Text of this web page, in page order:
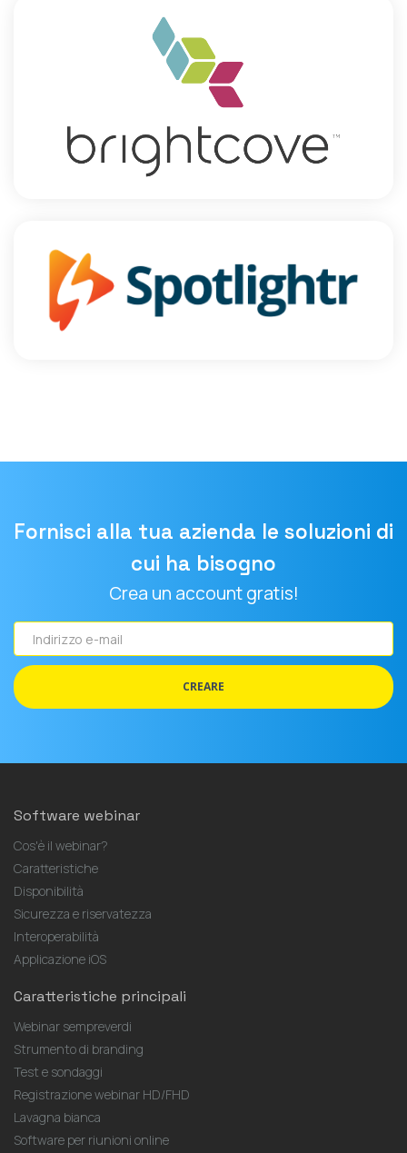
Fornisci alla tua azienda le soluzioni di
cui ha bisogno
Crea un account gratis!
Indirizzo
e-
mail
CREARE
Software webinar
Cos'è il webinar?
Caratteristiche
Disponibilità
Sicurezza e riservatezza
Interoperabilità
Applicazione iOS
Caratteristiche principali
Webinar sempreverdi
Strumento di branding
Test e sondaggi
Registrazione webinar HD/FHD
Lavagna bianca
Software per riunioni online